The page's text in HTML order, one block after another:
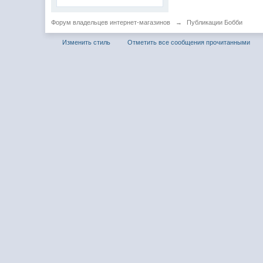
Форум владельцев интернет-магазинов → Публикации Бобби
Изменить стиль Отметить все сообщения прочитанными